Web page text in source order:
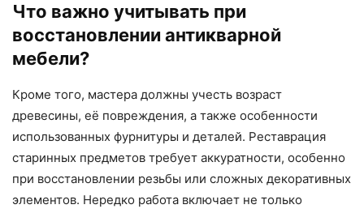
Что важно учитывать при
восстановлении антикварной
мебели?
Кроме того, мастера должны учесть возраст
древесины, её повреждения, а также особенности
использованных фурнитуры и деталей. Реставрация
старинных предметов требует аккуратности, особенно
при восстановлении резьбы или сложных декоративных
элементов. Нередко работа включает не только